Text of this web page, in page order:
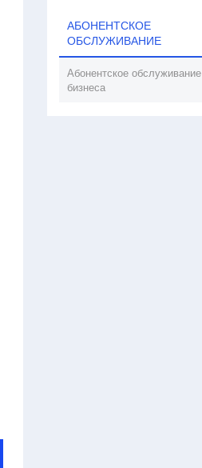
АБОНЕНТСКОЕ
ОБСЛУЖИВАНИЕ
Абонентское обслуживание
бизнеса